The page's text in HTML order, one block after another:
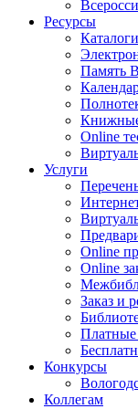
Ресурсы
Каталоги
Память
Online
Услуги
Online
Online
Заказ и
Платные
Конкурсы
Коллегам